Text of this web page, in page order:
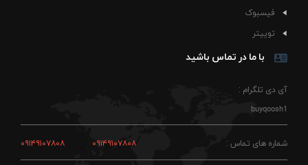
فیسبوک
توییتر
با ما در تماس باشید
آی دی تلگرام :
buyqoosh1
شماره های تماس : ۰۹۱۴۹۱۰۷۸۰۸ ۰۹۱۴۹۱۰۷۸۰۸